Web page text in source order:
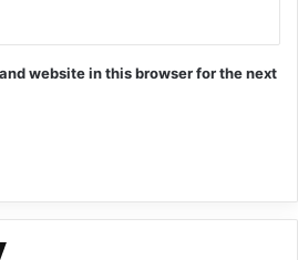
website in this browser for the next